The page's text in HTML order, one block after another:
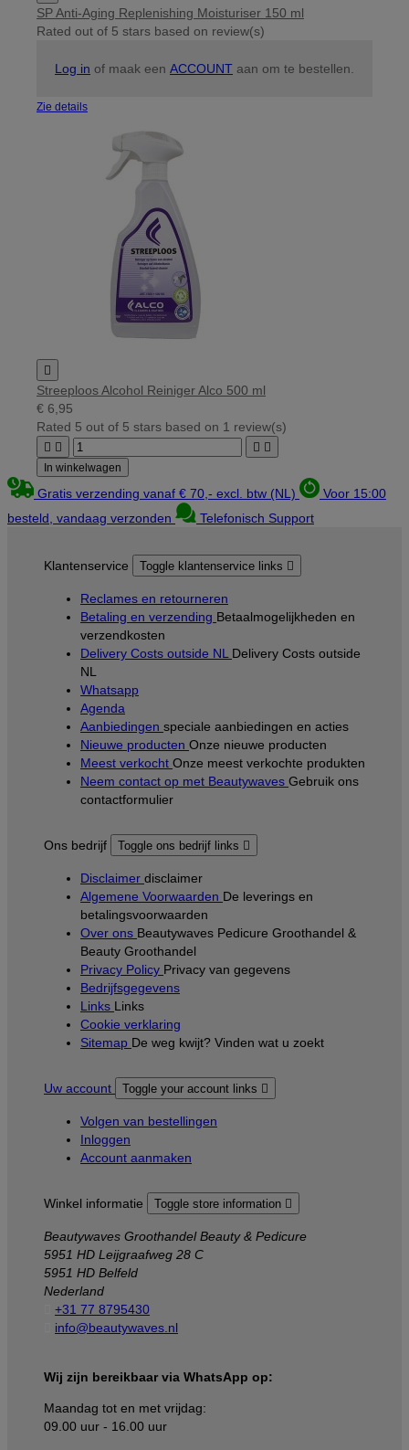
SP Anti-Aging Replenishing Moisturiser 150 ml
Rated out of 5 stars based on review(s)
Log in of maak een ACCOUNT aan om te bestellen.
Zie details

Streeploos Alcohol Reiniger Alco 500 ml
€ 6,95
Rated 5 out of 5 stars based on 1 review(s)
   
In winkelwagen
Gratis verzending vanaf € 70,- excl. btw (NL)
Voor 15:00
besteld, vandaag verzonden
Telefonisch Support
Klantenservice Toggle klantenservice links 
Reclames en retourneren
Betaling en verzending Betaalmogelijkheden en
verzendkosten
Delivery Costs outside NL Delivery Costs outside
NL
Whatsapp
Agenda
Aanbiedingen speciale aanbiedingen en acties
Nieuwe producten Onze nieuwe producten
Meest verkocht Onze meest verkochte produkten
Neem contact op met Beautywaves Gebruik ons
contactformulier
Ons bedrijf Toggle ons bedrijf links 
Disclaimer disclaimer
Algemene Voorwaarden De leverings en
betalingsvoorwaarden
Over ons Beautywaves Pedicure Groothandel &
Beauty Groothandel
Privacy Policy Privacy van gegevens
Bedrijfsgegevens
Links Links
Cookie verklaring
Sitemap De weg kwijt? Vinden wat u zoekt
Uw account Toggle your account links 
Volgen van bestellingen
Inloggen
Account aanmaken
Winkel informatie Toggle store information 
Beautywaves Groothandel Beauty & Pedicure
5951 HD Leijgraafweg 28 C
5951 HD Belfeld
Nederland
+31 77 8795430
info@beautywaves.nl
Wij zijn bereikbaar via WhatsApp op:
Maandag tot en met vrijdag:
09.00 uur - 16.00 uur